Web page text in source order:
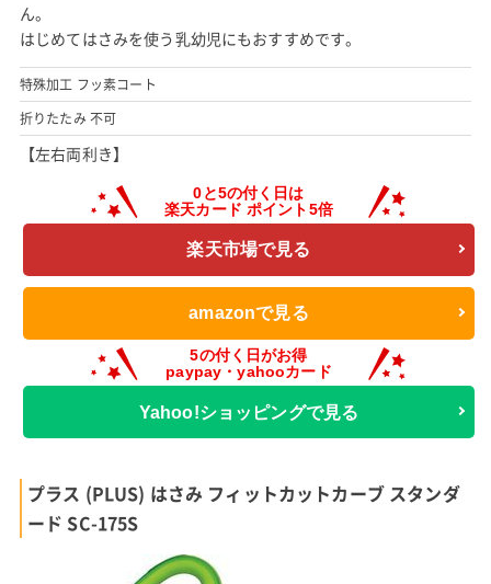
ん。
はじめてはさみを使う乳幼児にもおすすめです。
特殊加工 フッ素コート
折りたたみ 不可
【左右両利き】
楽天市場で見る
amazonで見る
Yahoo!ショッピングで見る
プラス (PLUS) はさみ フィットカットカーブ スタンダ
ード SC-175S